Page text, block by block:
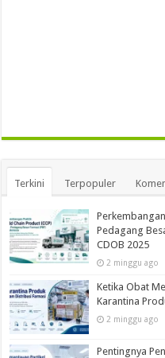
Terkini Terpopuler
Pedagang
CDOB 2025
2 minggu ago
Ketika Obat
Karantina
2 minggu ago
Pentingnya